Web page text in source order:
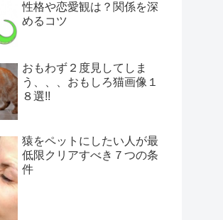
性格や恋愛観は？関係を深
めるコツ
おもわず２度見してしま
う、、、おもしろ猫画像１
８選!!
猿をペットにしたい人が最
低限クリアすべき７つの条
件